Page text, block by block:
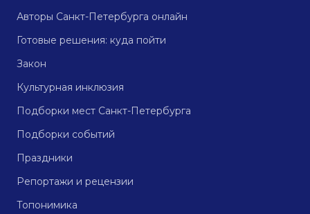
Авторы Санкт-Петербурга онлайн
Готовые решения: куда пойти
Закон
Культурная инклюзия
Подборки мест Санкт-Петербурга
Подборки событий
Праздники
Репортажи и рецензии
Топонимика